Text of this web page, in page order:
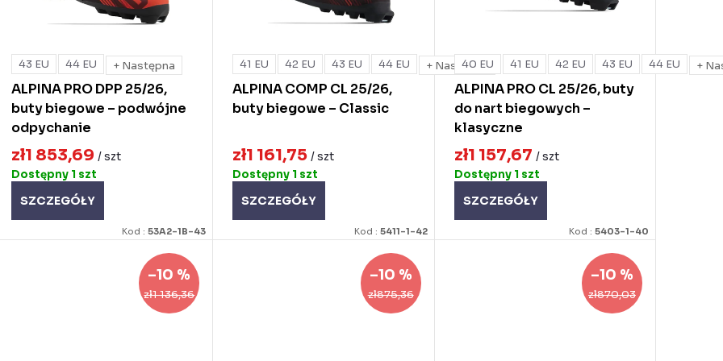
43 EU 44 EU + Następna
ALPINA PRO DPP 25/26,
buty biegowe – podwójne
odpychanie
zł1 853,69 / szt
Dostępny 1 szt
SZCZEGÓŁY
Kod :53A2-1B-43
41 EU 42 EU 43 EU 44 EU + Następna
ALPINA COMP CL 25/26,
buty biegowe – Classic
zł1 161,75/ szt
Dostępny 1 szt
SZCZEGÓŁY
Kod : 5411-1-42
40 EU 41 EU 42 EU 43 EU 44 EU +
ALPINA PRO CL 25/26, buty
do nart biegowych –
klasyczne
zł1 157,67 / szt
Dostępny 1 szt
SZCZEGÓŁY
Kod : 5403-1-40
zł1 136,36
–10 %
zł875,36
–10 %
zł870,03
–10 %